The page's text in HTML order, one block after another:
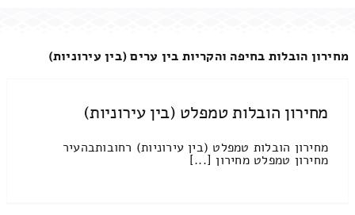
מחירון הובלות בחיפה והקריות בין ערים (בין עירוניות)
מחירון הובלות טמפלט (בין עירוניות)
מחירון הובלות טמפלט (בין עירוניות) רחובותבהעיר
מחירון טמפלט מחירון [...]